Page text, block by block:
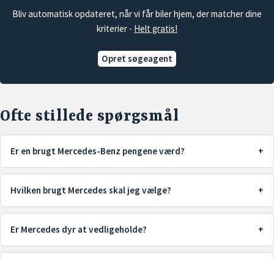
Bliv automatisk opdateret, når vi får biler hjem, der matcher dine
kriterier - Helt gratis!
Opret søgeagent
Ofte stillede spørgsmål
Er en brugt Mercedes-Benz pengene værd?
Ja. En brugt Mercedes-Benz er et populært valg, hvis du ønsker
høj komfort, avanceret teknologi og premium kvalitet til en
lavere pris end en fabriksny bil. Mange modeller holder desuden
Hvilken brugt Mercedes skal jeg vælge?
Det afhænger af dit behov og budget. Kvalitetsbiler.dk kan
rådgive dig om at vælge den Mercedes, der passer bedst til dine
ønsker og behov.
Er Mercedes dyr at vedligeholde?
Service og reservedele kan være dyrere end hos mange